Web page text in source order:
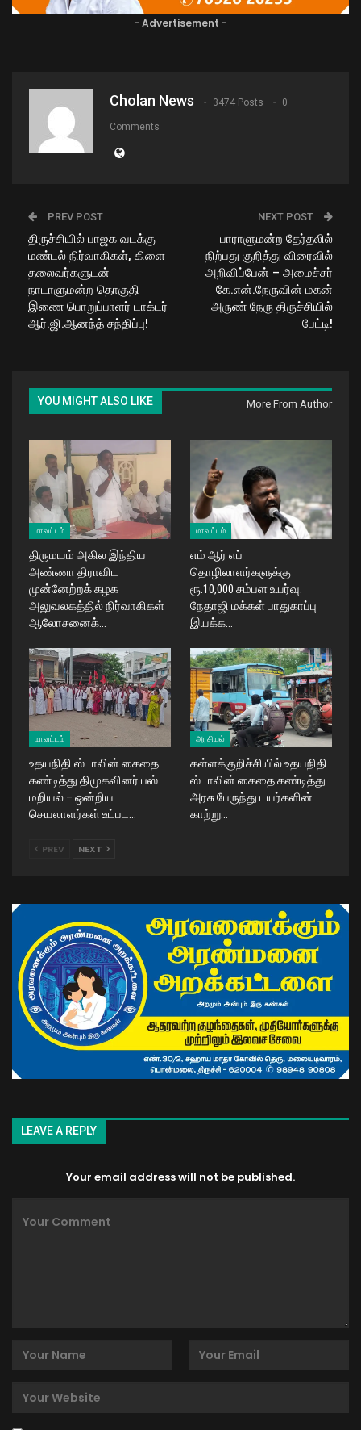
- Advertisement -
Cholan News 3474 Posts 0
Comments
PREV POST
திருச்சியில் பாஜக வடக்கு
மண்டல் நிர்வாகிகள், கிளை
தலைவர்களுடன்
நாடாளுமன்ற தொகுதி
இணை பொறுப்பாளர் டாக்டர்
ஆர்.ஜி.ஆனந்த் சந்திப்பு!
NEXT POST
பாராளுமன்ற தேர்தலில்
நிற்பது குறித்து விரைவில்
அறிவிப்பேன் – அமைச்சர்
கே.என்.நேருவின் மகன்
அருண் நேரு திருச்சியில்
பேட்டி!
YOU MIGHT ALSO LIKE More From Author
மாவட்டம்
திருமயம் அகில இந்திய
அண்ணா திராவிட
முன்னேற்றக் கழக
அலுவலகத்தில் நிர்வாகிகள்
ஆலோசனைக்…
மாவட்டம்
எம் ஆர் எப்
தொழிலாளர்களுக்கு
ரூ.10,000 சம்பள உயர்வு:
நேதாஜி மக்கள் பாதுகாப்பு
இயக்க…
மாவட்டம்
உதயநிதி ஸ்டாலின் கைதை
கண்டித்து திமுகவினர் பஸ்
மறியல் – ஒன்றிய
செயலாளர்கள் உட்பட…
அரசியல்
கள்ளக்குறிச்சியில் உதயநிதி
ஸ்டாலின் கைதை கண்டித்து
அரசு பேருந்து டயர்களின்
காற்று…
PREV NEXT
LEAVE A REPLY
Your email address will not be published.